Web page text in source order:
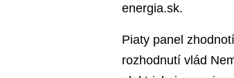
energia.sk.
Piaty panel
rozhodnutí vlád